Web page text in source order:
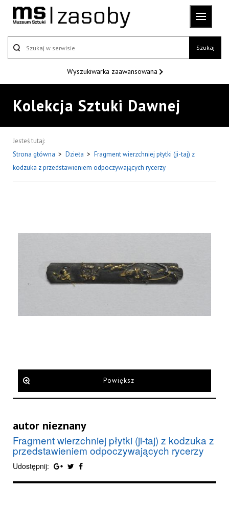
Szukaj
Wyszukiwarka zaawansowana
Kolekcja Sztuki Dawnej
Jesteś tutaj:
Strona główna > Dzieła > Fragment wierzchniej płytki (ji-taj) z
kodzuka z przedstawieniem odpoczywających rycerzy
Powiększ
autor nieznany
Fragment wierzchniej płytki (ji-taj) z kodzuka z
przedstawieniem odpoczywających rycerzy
Udostępnij: